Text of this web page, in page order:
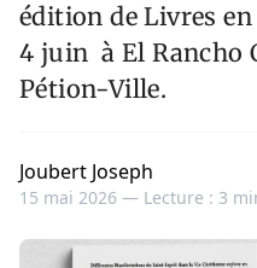
édition de Livres
4 juin à El Rancho
Pétion-Ville.
Joubert Joseph
15 mai 2026 — Lecture : 3